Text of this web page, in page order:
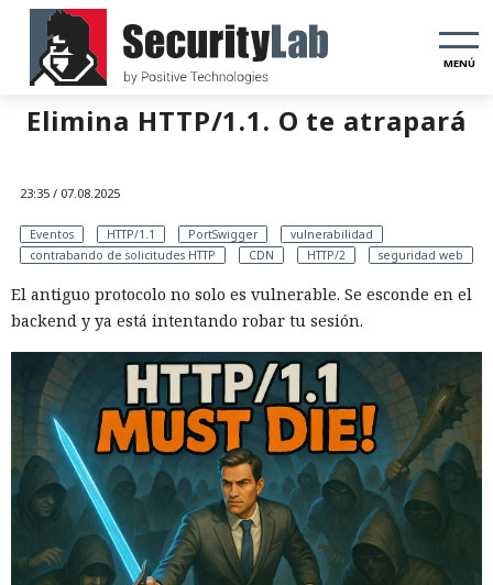
MENÚ
Elimina HTTP/1.1. O te atrapará
23:35 / 07.08.2025
Eventos HTTP/1.1 PortSwigger
vulnerabilidad
contrabando de solicitudes HTTP
CDN HTTP/2 seguridad web
El antiguo protocolo no solo es vulnerable. Se esconde en el
backend y ya está intentando robar tu sesión.